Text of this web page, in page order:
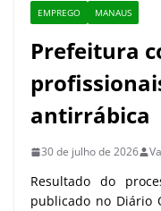
EMPREGO MANAUS
Prefeitura
antirrábica
30 de julho de 2026
Resultado do
publicado no Diário